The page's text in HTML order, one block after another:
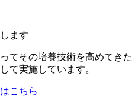
ます
てその培養技術を高めてきた
て実施しています。
こちら